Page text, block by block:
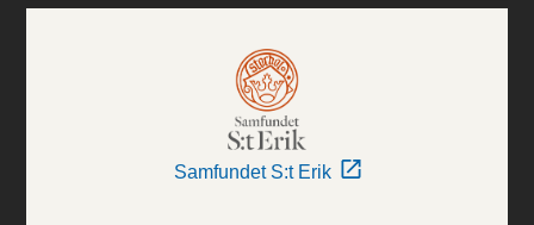
Samfundet S:t Erik